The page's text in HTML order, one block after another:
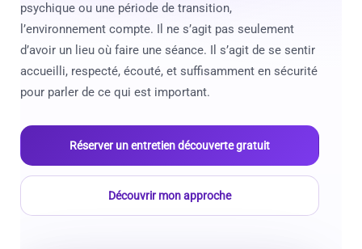
psychique ou une période de transition,
l’environnement compte. Il ne s’agit pas seulement
d’avoir un lieu où faire une séance. Il s’agit de se sentir
accueilli, respecté, écouté, et suffisamment en sécurité
pour parler de ce qui est important.
Réserver un entretien découverte gratuit
Découvrir mon approche